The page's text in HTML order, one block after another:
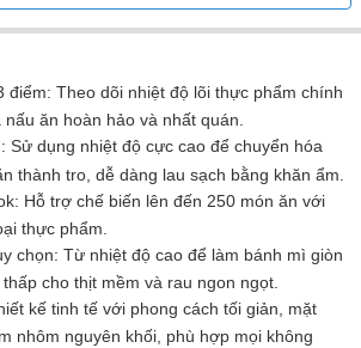
thị nhiệt độ: Nhiệt độ cài đặt và nhiệt
pháp đo lường và tính toán:
ra - chế độ chờ tắt: 1 tuần
ra - chế độ chờ: 1 tuần
thụ khi tắt: 0,5W
động ngắt điện khi bật mạng: 2 tuần
sáng phải được thay thế bởi một
Đúng
định về nguồn sáng: Đúng
hiệu quả năng lượng: A+
điểm: Theo dõi nhiệt độ lõi thực phẩm chính
ăn hoàn hảo và nhất quán.
Sử dụng nhiệt độ cực cao để chuyển hóa
thành tro, dễ dàng lau sạch bằng khăn ẩm.
Hỗ trợ chế biến lên đến 250 món ăn với
thực phẩm.
chọn: Từ nhiệt độ cao để làm bánh mì giòn
cho thịt mềm và rau ngon ngọt.
kế tinh tế với phong cách tối giản, mặt
nhôm nguyên khối, phù hợp mọi không